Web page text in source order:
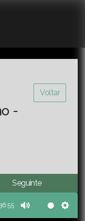
Voltar
-
Seguinte
Mute